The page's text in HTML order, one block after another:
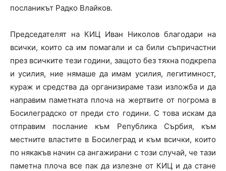
посланикът Радко Влайков.
Председателят на КИЦ Иван Николов благодари на
всички, които са им помагали и са били съпричастни
през всичките тези години, защото без тяхна подкрепа
и усилия, ние нямаше да имам усилия, легитимност,
кураж и средства да организираме тази изложба и да
направим паметната плоча на жертвите от погрома в
Босилеградско от преди сто години. С това искам да
отправим послание към Република Сърбия, към
местните властите в Босилеград и към всички, които
по някакъв начин са ангажирани с този случай, че тази
паметна плоча все пак да излезне от КИЦ и да стане